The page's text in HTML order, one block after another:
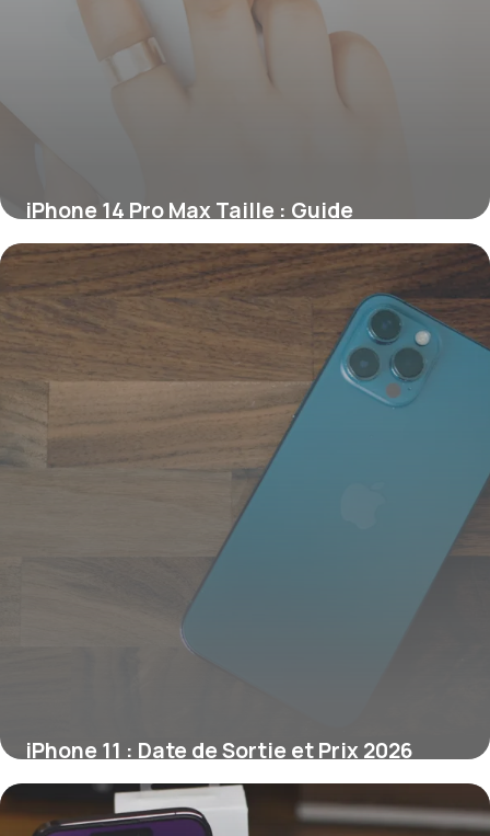
iPhone 14 Pro Max Taille : Guide
Dimensions
4 juin 2026
iPhone 11 : Date de Sortie et Prix 2026
3 juin 2026